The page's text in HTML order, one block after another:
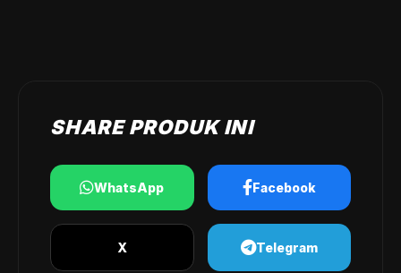
SHARE PRODUK INI
WhatsApp Facebook
X Telegram